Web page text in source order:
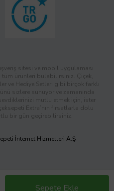
Sepete Ekle
sitesi ve mobil uygulaması
tüm ürünleri bulabilirsiniz. Çiçek,
ve Hediye Setleri gibi birçok farklı
sizlere sunuyor ve zamanında
mutlu etmek için, ister
Extra’nın fırsatlarla dolu
bir gün geçirebilirsiniz.
İnternet Hizmetleri A.Ş